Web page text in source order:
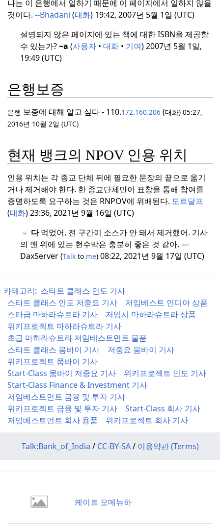
로 표시됨)
고 있다.
이 기사는
importance
로 표시됨)
낮음
의중
요도
에 대
해
어 왔
showWikiProjectsto do:
다음은 대기 중인 몇 가지
작업:
품
복사
Infobox: 범
주:infobox가 필요한
회사 기사
유지 관리: 포털:기업
스텁 :카테고리에 있는
스텁 아티클 확장 도움
말
회사 스텁
기타:
회사 물품에 다음
태그를 추가하십시
플릿
회사 대화 페이지
에 다음 태그를 추
가하십시오.
{{WikiProject
Companies}} 프
로젝트 배너
의견 요청
에 응답
나는 이 은행에서 일하기 때문에 이 페이지에서 일하지 않을
것이다. --Bhadani (대화) 19:42, 2007년 5월 1일 (UTC)
설명되지 않은 페이지에 있는 책에 대한 ISBN을 제공할
수 있는가? ~a (사용자• 대화• 기여) 2007년 5월 1일,
19:49 (UTC)
은행보증
은행 보증에 대해 알고 싶다 - 110.172.160.206 (대화) 05:27,
2016년 10월 2일 (UTC)
현재 뱅크의 NPOV 인용 위치
인용 위치는 각 종교 단체 뒤에 필요한 문장의 끝으로 옮기
거나 제거해야 한다. 한 종교단체만이 표창을 통해 참여를
증명하도록 요구하는 것은 RNPOV에 위배된다. 모르달프
(대화) 23:36, 2021년 9월 16일 (UTC)
다먹었어, 전 구간이 소스가 안 돼서 제거했어. 기사
의 맨 위에 있는 현수막은 충분히 좋은 것 같아. —
DaxServer (Talk to me)08:22, 2021년 9월 17일 (UTC)
카테고리: 스타트 클래스 인도 기사
스타트 클래스 인도 저중요 기사
저임베스트 인디아 상품
스타급 마하라슈트라 기사
저임시 마하라슈트라 상품
위키프로젝트 마하라슈트라 기사
초급 마하라슈트라 저임베스트먼트 물품
스타트 클래스 뭄바이 기사
저중요 뭄바이 기사
위키프로젝트 뭄바이 기사
Start-Class 뭄바이 저중요 기사
위키프로젝트 인도 기사
Start-Class Finance & Investment 기사
저임베스트먼트 금융 및 투자 기사
위키프로젝트 금융 및 투자 기사
Start-Class 회사 기사
저임베스트먼트 회사 용품
위키프로젝트 회사 기사
Talk:Bank_of_India / CC-BY-SA/ 이용약관 (Terms)
케이트 오메뉴하